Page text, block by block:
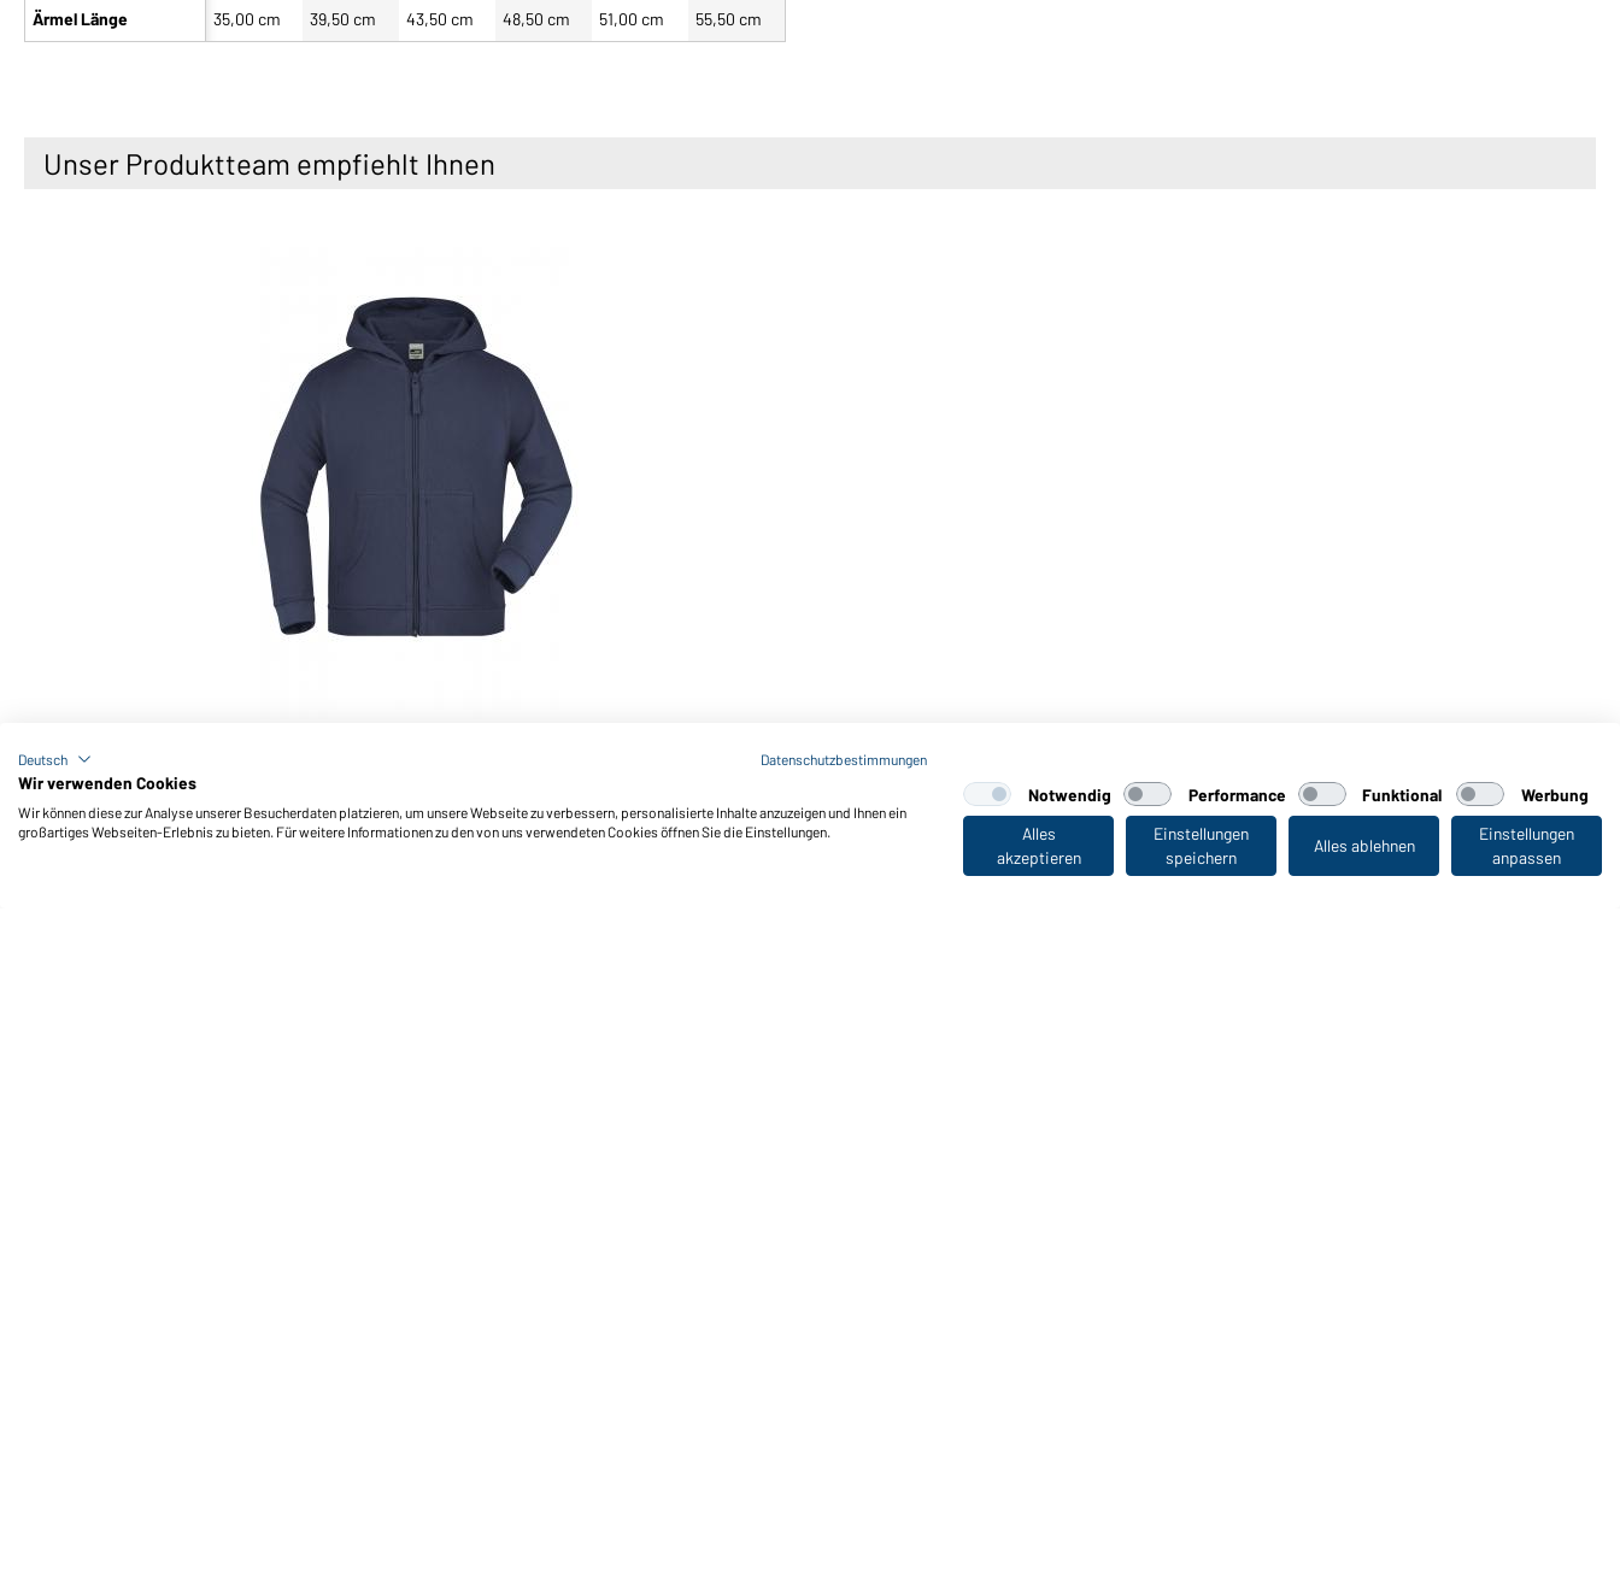
Ärmel Länge 35,00 cm 39,50 cm 43,50 cm 48,50 cm 51,00 cm 55,50 cm
Unser Produktteam empfiehlt Ihnen
Hooded Jacket Junior (navy)
Zuletzt angesehen
Deutsch Datenschutzbestimmungen
Wir verwenden Cookies
Wir können diese zur Analyse unserer Besucherdaten platzieren, um unsere Webseite zu verbessern, personalisierte Inhalte anzuzeigen und Ihnen ein
großartiges Webseiten-Erlebnis zu bieten. Für weitere Informationen zu den von uns verwendeten Cookies öffnen Sie die Einstellungen.
Notwendig Performance Funktional
Werbung
Alles
akzeptieren
Einstellungen
speichern
Alles ablehnen
Einstellungen
anpassen